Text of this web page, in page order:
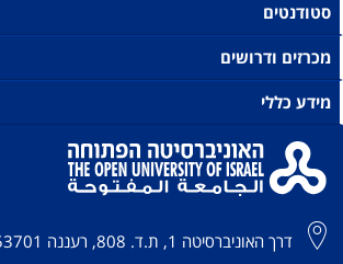
סטודנטים
מכרזים ודרושים
מידע כללי
דרך האוניברסיטה 1, ת.ד. 808, רעננה 4353701